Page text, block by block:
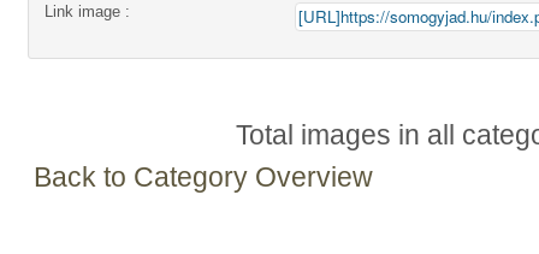
Link image :
Total images in all
Back to Category Overview